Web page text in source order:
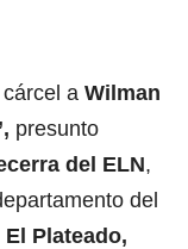
a Wilman
presunto
del ELN,
del
Plateado,